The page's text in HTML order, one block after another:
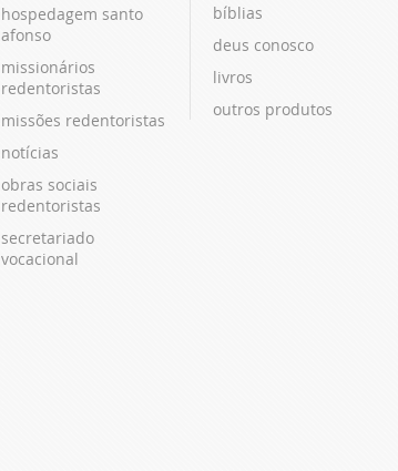
hospedagem santo
afonso
missionários
redentoristas
missões redentoristas
notícias
obras sociais
redentoristas
secretariado
vocacional
bíblias
deus conosco
livros
outros produtos